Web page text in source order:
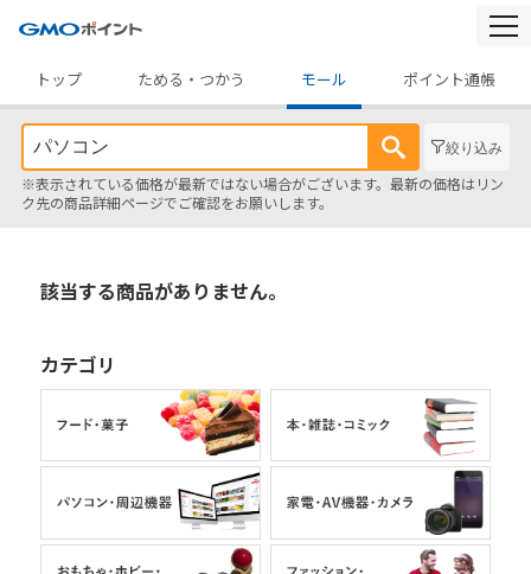
トップ
ためる・つかう モール ポイント通帳
絞り込み
※表示されている価格が最新ではない場合がございます。最新の価格はリン
ク先の商品詳細ページでご確認をお願いします。
該当する商品がありません。
カテゴリ